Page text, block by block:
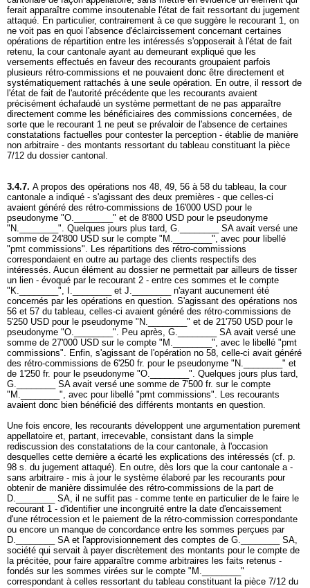
ferait apparaître comme insoutenable l'état de fait ressortant du jugement
attaqué. En particulier, contrairement à ce que suggère le recourant 1, on
ne voit pas en quoi l'absence d'éclaircissement concernant certaines
opérations de répartition entre les intéressés s'opposerait à l'état de fait
retenu, la cour cantonale ayant au demeurant expliqué que les
versements effectués en faveur des recourants groupaient parfois
plusieurs rétro-commissions et ne pouvaient donc être directement et
systématiquement rattachés à une seule opération. En outre, il ressort de
l'état de fait de l'autorité précédente que les recourants avaient
précisément échafaudé un système permettant de ne pas apparaître
directement comme les bénéficiaires des commissions concernées, de
sorte que le recourant 1 ne peut se prévaloir de l'absence de certaines
constatations factuelles pour contester la perception - établie de manière
non arbitraire - des montants ressortant du tableau constituant la pièce
7/12 du dossier cantonal.
3.4.7. A propos des opérations nos 48, 49, 56 à 58 du tableau, la cour
cantonale a indiqué - s'agissant des deux premières - que celles-ci
avaient généré des rétro-commissions de 16'000 USD pour le
pseudonyme "O.________" et de 8'800 USD pour le pseudonyme
"N.________". Quelques jours plus tard, G.________ SA avait versé une
somme de 24'800 USD sur le compte "M.________", avec pour libellé
"pmt commissions". Les répartitions des rétro-commissions
correspondaient en outre au partage des clients respectifs des
intéressés. Aucun élément au dossier ne permettait par ailleurs de tisser
un lien - évoqué par le recourant 2 - entre ces sommes et le compte
"K.________", I.________ et J.________ n'ayant aucunement été
concernés par les opérations en question. S'agissant des opérations nos
56 et 57 du tableau, celles-ci avaient généré des rétro-commissions de
5'250 USD pour le pseudonyme "N.________" et de 21'750 USD pour le
pseudonyme "O.________". Peu après, G.________ SA avait versé une
somme de 27'000 USD sur le compte "M.________", avec le libellé "pmt
commissions". Enfin, s'agissant de l'opération no 58, celle-ci avait généré
des rétro-commissions de 6'250 fr. pour le pseudonyme "N.________" et
de 1'250 fr. pour le pseudonyme "O.________". Quelques jours plus tard,
G.________ SA avait versé une somme de 7'500 fr. sur le compte
"M.________", avec pour libellé "pmt commissions". Les recourants
avaient donc bien bénéficié des différents montants en question.
Une fois encore, les recourants développent une argumentation purement
appellatoire et, partant, irrecevable, consistant dans la simple
rediscussion des constatations de la cour cantonale, à l'occasion
desquelles cette dernière a écarté les explications des intéressés (cf. p.
98 s. du jugement attaqué). En outre, dès lors que la cour cantonale a -
sans arbitraire - mis à jour le système élaboré par les recourants pour
obtenir de manière dissimulée des rétro-commissions de la part de
D.________ SA, il ne suffit pas - comme tente en particulier de le faire le
recourant 1 - d'identifier une incongruité entre la date d'encaissement
d'une rétrocession et le paiement de la rétro-commission correspondante
ou encore un manque de concordance entre les sommes perçues par
D.________ SA et l'approvisionnement des comptes de G.________ SA,
société qui servait à payer discrètement des montants pour le compte de
la précitée, pour faire apparaître comme arbitraires les faits retenus -
fondés sur les sommes virées sur le compte "M.________"
correspondant à celles ressortant du tableau constituant la pièce 7/12 du